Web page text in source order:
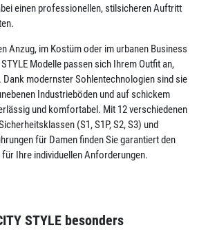
einen professionellen, stilsicheren Auftritt
Anzug, im Kostüm oder im urbanen Business
Modelle passen sich Ihrem Outfit an,
Dank modernster Sohlentechnologien sind sie
Industrieböden und auf schickem
und komfortabel. Mit 12 verschiedenen
(S1, S1P, S2, S3) und
für Damen finden Sie garantiert den
Ihre individuellen Anforderungen.
STYLE besonders